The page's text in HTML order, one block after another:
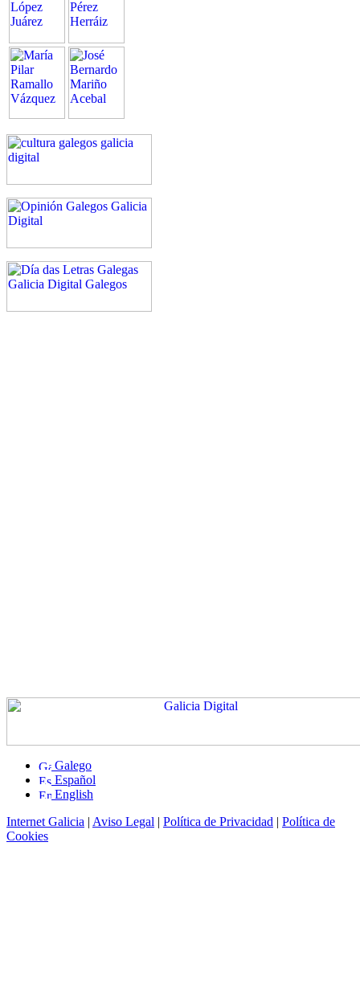
Galego
Español
English
Internet Galicia | Aviso Legal | Política de Privacidad | Política de
Cookies